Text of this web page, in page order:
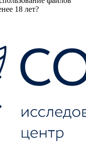
18 лет?